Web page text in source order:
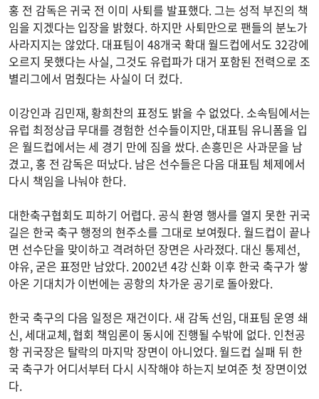
홍 전 감독은 귀국 전 이미 사퇴를 발표했다. 그는 성적 부진의 책
임을 지겠다는 입장을 밝혔다. 하지만 사퇴만으로 팬들의 분노가
사라지지는 않았다. 대표팀이 48개국 확대 월드컵에서도 32강에
오르지 못했다는 사실, 그것도 유럽파가 대거 포함된 전력으로 조
별리그에서 멈췄다는 사실이 더 컸다.
이강인과 김민재, 황희찬의 표정도 밝을 수 없었다. 소속팀에서는
유럽 최정상급 무대를 경험한 선수들이지만, 대표팀 유니폼을 입
은 월드컵에서는 세 경기 만에 짐을 쌌다. 손흥민은 사과문을 남
겼고, 홍 전 감독은 떠났다. 남은 선수들은 다음 대표팀 체제에서
다시 책임을 나눠야 한다.
대한축구협회도 피하기 어렵다. 공식 환영 행사를 열지 못한 귀국
길은 한국 축구 행정의 현주소를 그대로 보여줬다. 월드컵이 끝나
면 선수단을 맞이하고 격려하던 장면은 사라졌다. 대신 통제선,
야유, 굳은 표정만 남았다. 2002년 4강 신화 이후 한국 축구가 쌓
아온 기대치가 이번에는 공항의 차가운 공기로 돌아왔다.
한국 축구의 다음 일정은 재건이다. 새 감독 선임, 대표팀 운영 쇄
신, 세대교체, 협회 책임론이 동시에 진행될 수밖에 없다. 인천공
항 귀국장은 탈락의 마지막 장면이 아니었다. 월드컵 실패 뒤 한
국 축구가 어디서부터 다시 시작해야 하는지 보여준 첫 장면이었
다.